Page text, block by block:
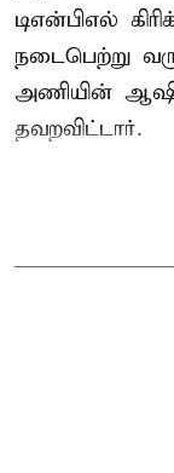
டிஎன்பிஎல்
நடைபெற்று
அணியின்
தவறவிட்டார்.